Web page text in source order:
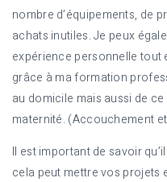
nombre d’équipements, de
achats inutiles. Je peux
expérience personnelle tout
grâce à ma formation
au domicile mais aussi de
maternité. (Accouchement
Il est important de savoir
cela peut mettre vos projets